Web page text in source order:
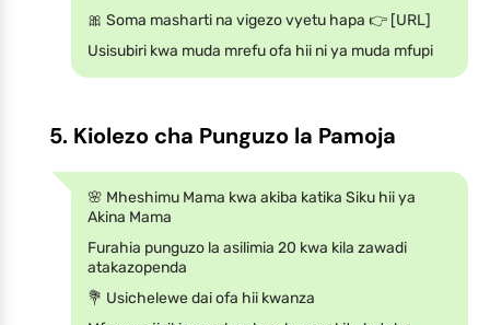
🎀 Soma masharti na vigezo vyetu hapa 👉 [URL]
Usisubiri kwa muda mrefu ofa hii ni ya muda mfupi
5. Kiolezo cha Punguzo la Pamoja
🌸 Mheshimu Mama kwa akiba katika Siku hii ya
Akina Mama
Furahia punguzo la asilimia 20 kwa kila zawadi
atakazopenda
💐 Usichelewe dai ofa hii kwanza